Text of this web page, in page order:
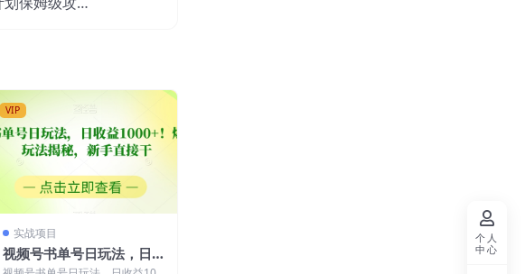
VIP
实战项目
视频号书单号日玩法，日收
益1000+！爆款项目玩法揭
个人
中心